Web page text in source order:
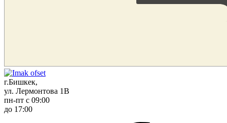
г.Бишкек,
ул. Лермонтова 1В
пн-пт с 09:00
до 17:00